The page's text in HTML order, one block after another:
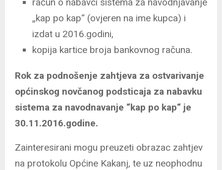
račun o nabavci sistema za navodnjavanje
„kap po kap“ (ovjeren na ime kupca) i
izdat u 2016.godini,
kopija kartice broja bankovnog računa.
Rok za podnošenje zahtjeva za ostvarivanje
općinskog novčanog podsticaja za nabavku
sistema za navodnavanje “kap po kap“ je
30.11.2016.godine.
Zainteresirani mogu preuzeti obrazac zahtjev
na protokolu Općine Kakanj, te uz neophodnu